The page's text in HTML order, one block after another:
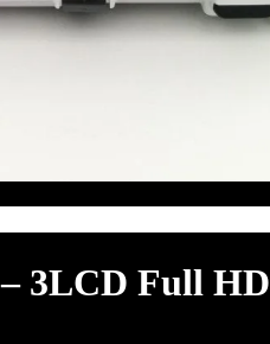
3LCD Full HD